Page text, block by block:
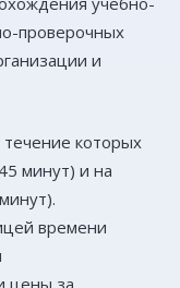
проверочных
и
которых
минут) и на
времени
цены за